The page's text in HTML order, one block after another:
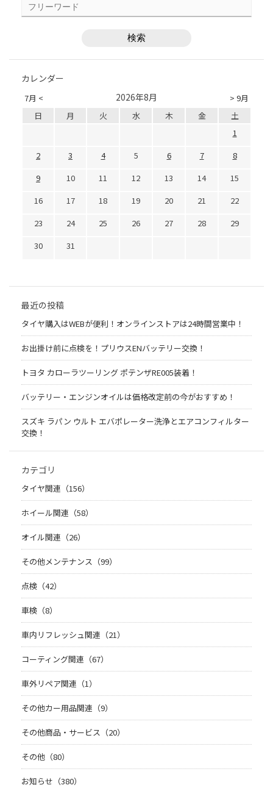
カレンダー
7月 < > 9月
2026年8月
日 月 火 水 木 金
土
1
2
3 4 5 6 7
8
9
10 11 12 13 14
15
16
17 18 19 20 21
22
23
24 25 26 27 28
29
30
31
最近の投稿
タイヤ購入はWEBが便利！オンラインストアは24時間営業中！
お出掛け前に点検を！プリウスENバッテリー交換！
トヨタ カローラツーリング ポテンザRE005装着！
バッテリー・エンジンオイルは価格改定前の今がおすすめ！
スズキ ラパン ウルト エバポレーター洗浄とエアコンフィルター
交換！
カテゴリ
タイヤ関連（156）
ホイール関連（58）
オイル関連（26）
その他メンテナンス（99）
点検（42）
車検（8）
車内リフレッシュ関連（21）
コーティング関連（67）
車外リペア関連（1）
その他カー用品関連（9）
その他商品・サービス（20）
その他（80）
お知らせ（380）